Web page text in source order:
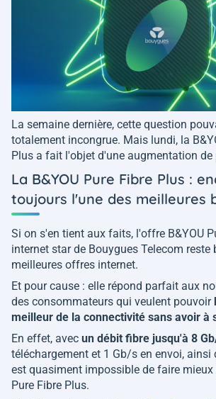
La semaine dernière, cette question
totalement incongrue. Mais lundi, la
Plus a fait l'objet d'une augmentation de
La B&YOU Pure Fibre Plus :
toujours l'une des meilleures
Si on s'en tient aux faits, l'offre B&YOU
internet star de Bouygues Telecom reste
meilleures offres internet.
Et pour cause : elle répond parfait aux
des consommateurs qui veulent pouvoir
meilleur de la connectivité sans avoir à
En effet, avec un débit fibre jusqu'à 8
téléchargement et 1 Gb/s en envoi, ainsi
est quasiment impossible de faire mieux
Pure Fibre Plus.